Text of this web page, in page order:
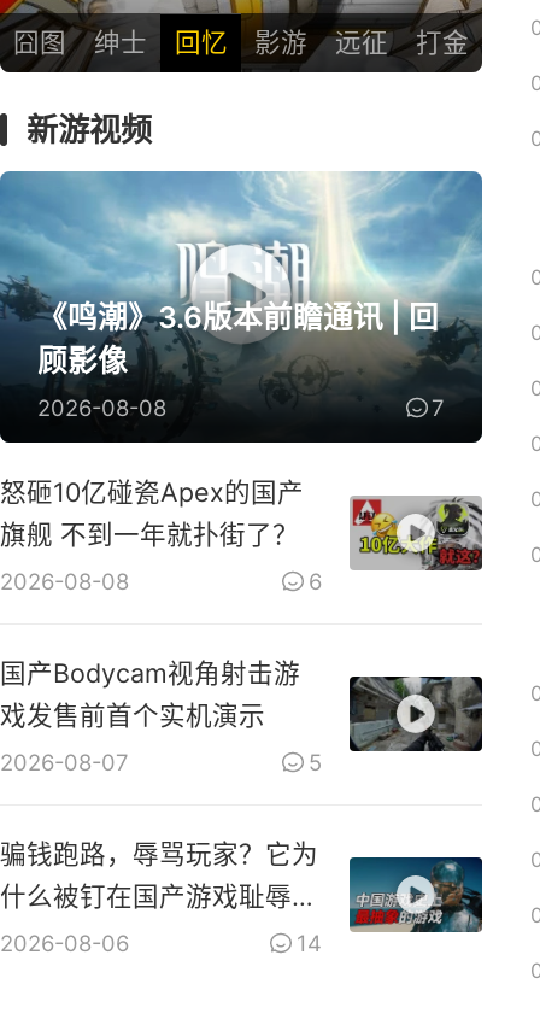
囧图 绅士 回忆 影游 远征 打金
新游视频
《鸣潮》3.6版本前瞻通讯 | 回
顾影像
2026-08-08 7
怒砸10亿碰瓷Apex的国产
旗舰 不到一年就扑街了？
2026-08-08 6
国产Bodycam视角射击游
戏发售前首个实机演示
2026-08-07 5
骗钱跑路，辱骂玩家？它为
什么被钉在国产游戏耻辱柱
上？【是个人物10】
2026-08-06 14